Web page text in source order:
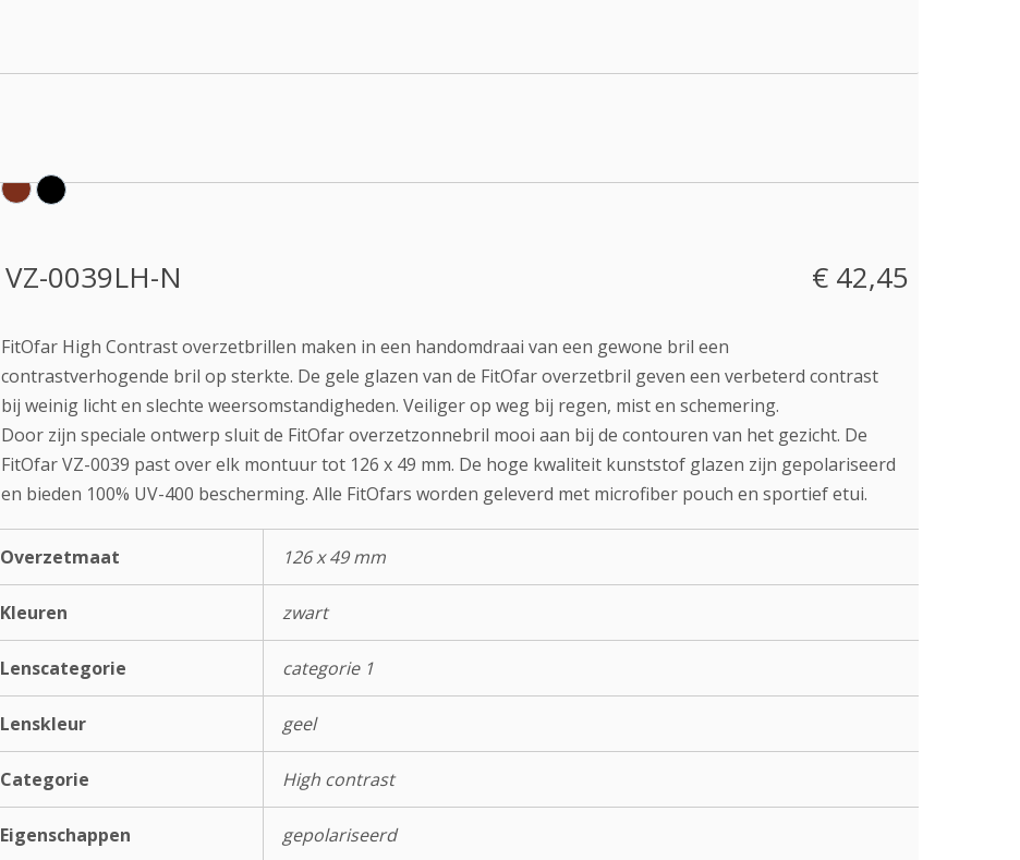
VZ-0039LH-N € 42,45
FitOfar High Contrast overzetbrillen maken in een handomdraai van een gewone bril een
contrastverhogende bril op sterkte. De gele glazen van de FitOfar overzetbril geven een verbeterd contrast
bij weinig licht en slechte weersomstandigheden. Veiliger op weg bij regen, mist en schemering.
Door zijn speciale ontwerp sluit de FitOfar overzetzonnebril mooi aan bij de contouren van het gezicht. De
FitOfar VZ-0039 past over elk montuur tot 126 x 49 mm. De hoge kwaliteit kunststof glazen zijn gepolariseerd
en bieden 100% UV-400 bescherming. Alle FitOfars worden geleverd met microfiber pouch en sportief etui.
Overzetmaat 126 x 49 mm
Kleuren zwart
Lenscategorie categorie 1
Lenskleur geel
Categorie High contrast
Eigenschappen gepolariseerd